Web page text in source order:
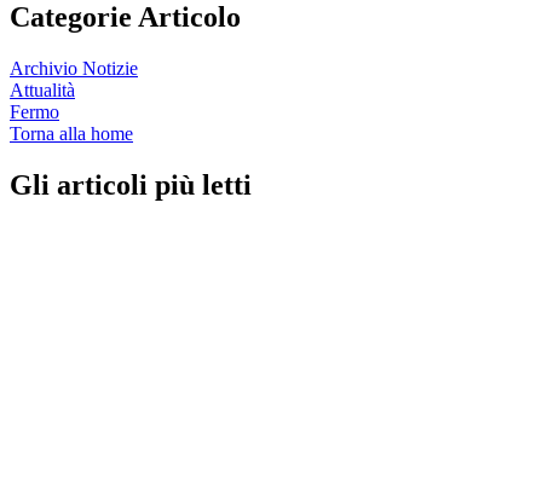
Categorie Articolo
Archivio Notizie
Attualità
Fermo
Torna alla home
Gli articoli più letti